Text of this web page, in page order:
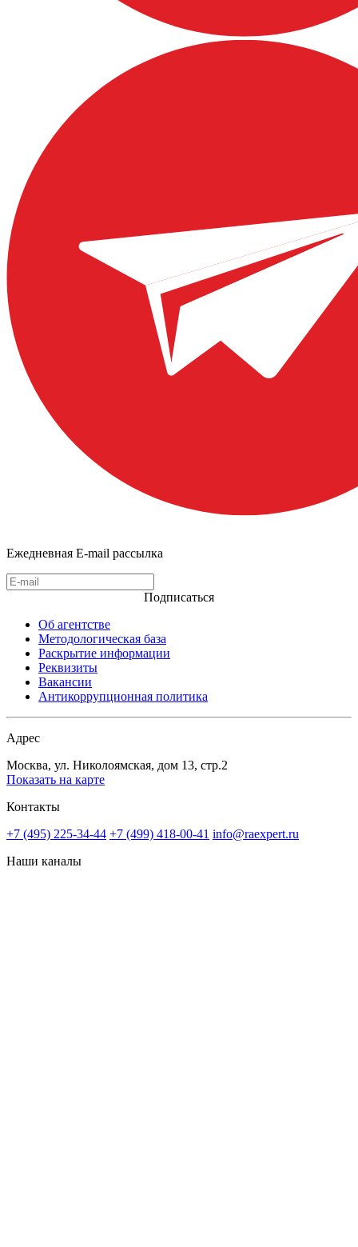
Ежедневная E-mail рассылка
Подписаться
Об агентстве
Методологическая база
Раскрытие информации
Реквизиты
Вакансии
Антикоррупционная политика
Адрес
Москва, ул. Николоямская, дом 13, стр.2
Показать на карте
Контакты
+7 (495) 225-34-44 +7 (499) 418-00-41 info@raexpert.ru
Наши каналы